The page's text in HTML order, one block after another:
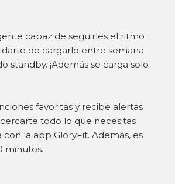
capaz de seguirles el ritmo
de cargarlo entre semana.
standby. ¡Además se carga solo
favoritas y recibe alertas
todo lo que necesitas
la app GloryFit. Además, es
minutos.